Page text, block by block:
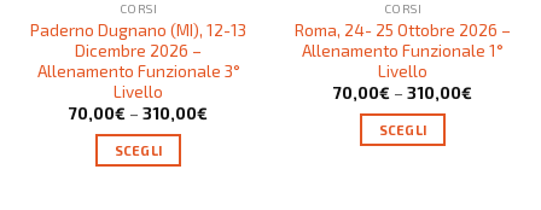
CORSI
Paderno Dugnano (MI), 12-13
Dicembre 2026 –
Allenamento Funzionale 3°
Livello
70,00€ – 310,00€
SCEGLI
CORSI
Roma, 24- 25 Ottobre 2026 –
Allenamento Funzionale 1°
Livello
70,00€ – 310,00€
SCEGLI